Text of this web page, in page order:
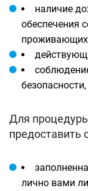
наличие
обеспечения
Для
предоставить
лично вами